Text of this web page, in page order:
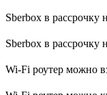
Sberbox в рассрочку
Sberbox в рассрочку
Wi-Fi роутер можно